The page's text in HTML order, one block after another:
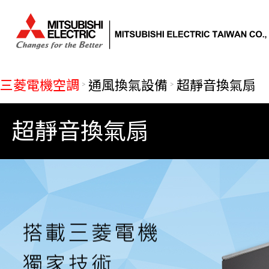
三菱電機空調 通風換氣設備 超靜音換氣扇
超靜音換氣扇